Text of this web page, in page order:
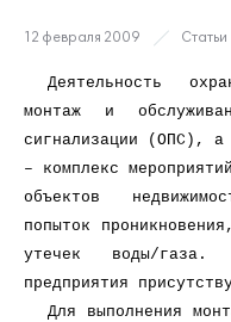
12 февраля 2009 Статьи
Деятельность
монтаж и
сигнализации (ОПС), а
– комплекс
объектов
попыток
утечек воды/газа.
предприятия
Для выполнения